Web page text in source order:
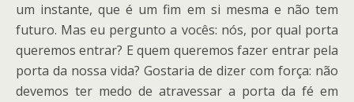
um instante, que é um fim em si mesma e não tem
futuro. Mas eu pergunto a vocês: nós, por qual porta
queremos entrar? E quem queremos fazer entrar pela
porta da nossa vida? Gostaria de dizer com força: não
devemos ter medo de atravessar a porta da fé em